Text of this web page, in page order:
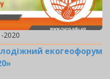
2020
екогеофорум